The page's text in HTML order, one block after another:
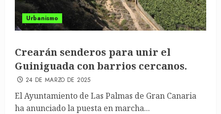
Urbanismo
Crearán senderos para unir el
Guiniguada con barrios cercanos.
24 DE MARZO DE 2025
El Ayuntamiento de Las Palmas de Gran Canaria
ha anunciado la puesta en marcha...